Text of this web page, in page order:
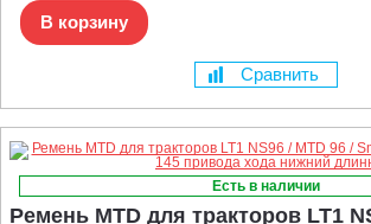
В корзину
Сравнить
Есть в наличии
Ремень MTD для тракторов LT1